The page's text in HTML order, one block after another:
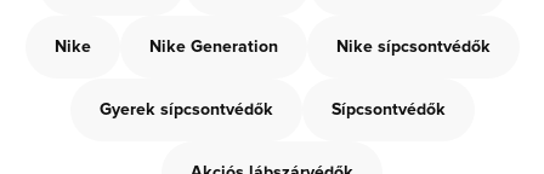
Nike Nike Generation Nike sípcsontvédők
Gyerek sípcsontvédők Sípcsontvédők